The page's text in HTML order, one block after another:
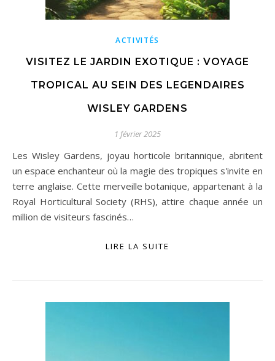
ACTIVITÉS
VISITEZ LE JARDIN EXOTIQUE : VOYAGE
TROPICAL AU SEIN DES LEGENDAIRES
WISLEY GARDENS
1 février 2025
Les Wisley Gardens, joyau horticole britannique, abritent
un espace enchanteur où la magie des tropiques s'invite en
terre anglaise. Cette merveille botanique, appartenant à la
Royal Horticultural Society (RHS), attire chaque année un
million de visiteurs fascinés…
LIRE LA SUITE